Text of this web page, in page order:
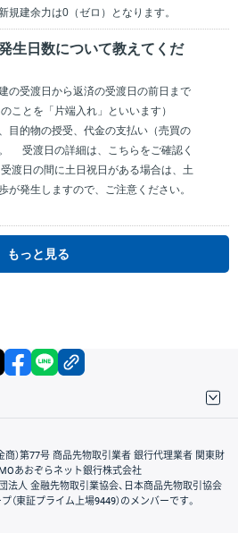
規建余力は0（ゼロ）となります。
生日数について教えてくだ
の受渡日から返済の受渡日の前日まで
ことを「片端入れ」といいます）
目的物の授受、代金の支払い（売買の
受渡日の詳細は、こちらをご確認く
渡日の間に土日祝日がある場合は、土
が発生しますので、ご注意ください。
もっと見る
X facebook
商）第77号 商品先物取引業者 銀行代理業者 関東財
あおぞらネット銀行株式会社
法人 金融先物取引業協会、日本商品先物取引協会
東証プライム上場9449）のメンバーです。